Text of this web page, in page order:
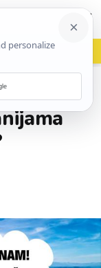
woot?!